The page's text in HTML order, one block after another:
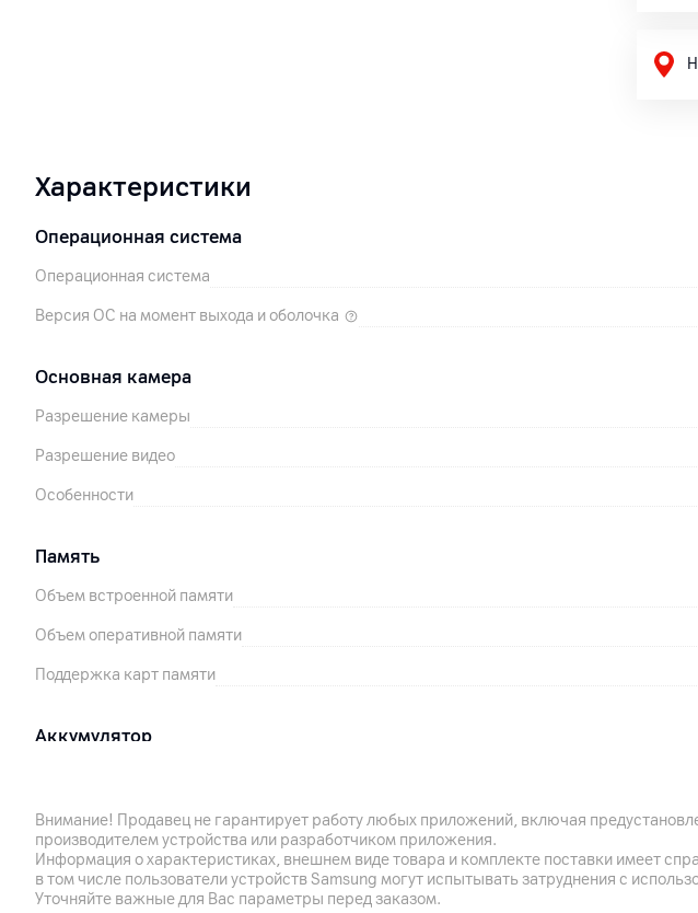
Характеристики
Операционная система
Операционная система
Версия ОС на момент выхода и оболочка
Основная камера
Разрешение камеры
Разрешение видео
Особенности
Память
Объем встроенной памяти
Объем оперативной памяти
Поддержка карт памяти
Аккумулятор
Емкость аккумулятора
Поддержка технологии быстрой зарядки
Особенности
Внимание! Продавец не гарантирует работу любых приложений, включая
производителем устройства или разработчиком приложения.
Информация о характеристиках, внешнем виде товара и комплекте поставки имеет
в том числе пользователи устройств Samsung могут испытывать затруднения с
Уточняйте важные для Вас параметры перед заказом.